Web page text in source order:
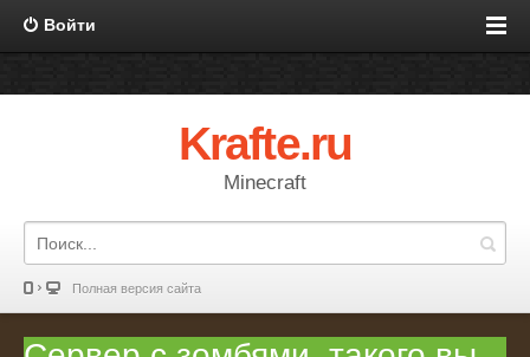
Войти
Krafte.ru
Minecraft
Полная версия сайта